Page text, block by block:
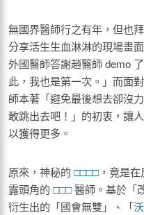
無國界醫師行之有年，但也
分享活生生血淋淋的現場畫
外國醫師答謝趙醫師 demo
此，我也是第一次。」而面
師本著「避免最後想去卻沒
敢跳出去吧！」的初衷，讓
以獲得更多。
原來，神秘的 □□□□ ，竟是
露頭角的 □□□醫師。基於「
衍生出的「國會無雙」、「